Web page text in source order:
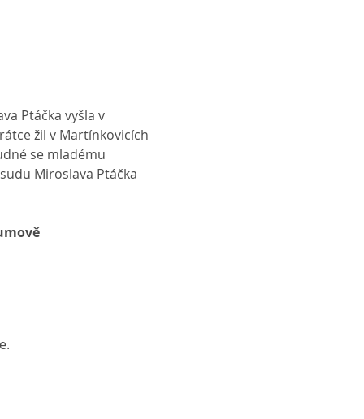
Ptáčka vyšla v
žil v Martínkovicích
se mladému
Miroslava Ptáčka